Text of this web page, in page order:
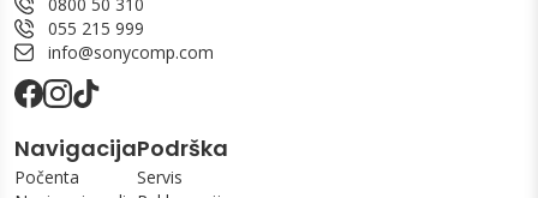
055 215 999
info@sonycomp.com
Navigacija
Počenta
Podrška
Servis